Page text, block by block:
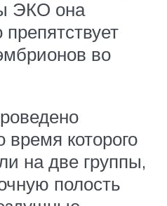
ЭКО она
во
время которого
на две группы,
полость